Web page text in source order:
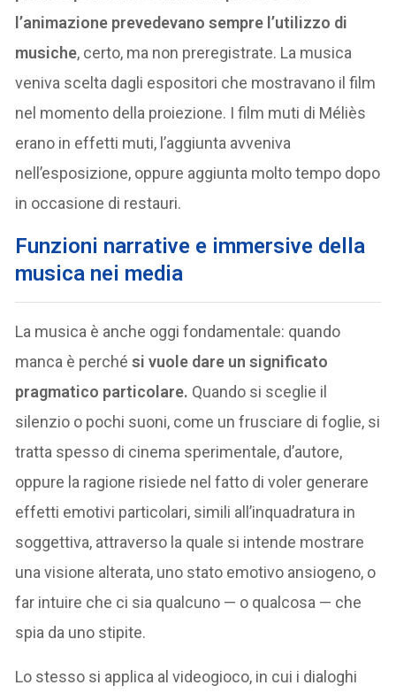
l’animazione prevedevano sempre l’utilizzo di
musiche, certo, ma non preregistrate. La musica
veniva scelta dagli espositori che mostravano il film
nel momento della proiezione. I film muti di Méliès
erano in effetti muti, l’aggiunta avveniva
nell’esposizione, oppure aggiunta molto tempo dopo
in occasione di restauri.
Funzioni narrative e immersive della
musica nei media
La musica è anche oggi fondamentale: quando
manca è perchési vuole dare un significato
pragmatico particolare. Quando si sceglie il
silenzio o pochi suoni, come un frusciare di foglie, si
tratta spesso di cinema sperimentale, d’autore,
oppure la ragione risiede nel fatto di voler generare
effetti emotivi particolari, simili all’inquadratura in
soggettiva, attraverso la quale si intende mostrare
una visione alterata, uno stato emotivo ansiogeno, o
far intuire che ci sia qualcuno — o qualcosa — che
spia da uno stipite.
Lo stesso si applica al videogioco, in cui i dialoghi